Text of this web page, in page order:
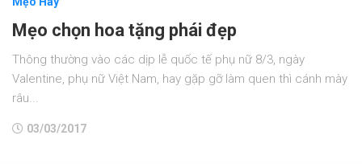
Mẹo chọn hoa tặng phái đẹp
Thông thường vào các dịp lễ quốc tế phụ nữ 8/3, ngày
Valentine, phụ nữ Việt Nam, hay gặp gỡ làm quen thì cánh mày
râu...
03/03/2017